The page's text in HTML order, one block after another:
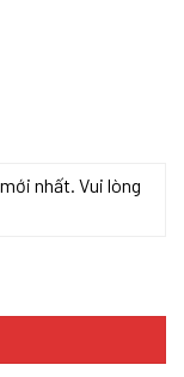
nhất. Vui lòng